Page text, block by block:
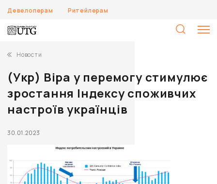
Девелоперам Ритейлерам
Новости
(Укр) Віра у перемогу стимулює
зростання Індексу споживчих
настроїв українців
30.01.2023